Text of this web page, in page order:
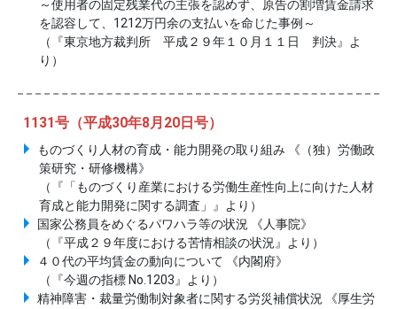
～使用者の固定残業代の主張を認めず、原告の割増賃金請求
を認容して、1212万円余の支払いを命じた事例～
（『東京地方裁判所 平成２９年１０月１１日 判決』よ
り）
1131号（平成30年8月20日号）
ものづくり人材の育成・能力開発の取り組み 《（独）労働政
策研究・研修機構》
（『「ものづくり産業における労働生産性向上に向けた人材
育成と能力開発に関する調査」』より）
国家公務員をめぐるパワハラ等の状況 《人事院》
（『平成２９年度における苦情相談の状況』より）
４０代の平均賃金の動向について 《内閣府》
（『今週の指標 No.1203』より）
精神障害・裁量労働制対象者に関する労災補償状況 《厚生労